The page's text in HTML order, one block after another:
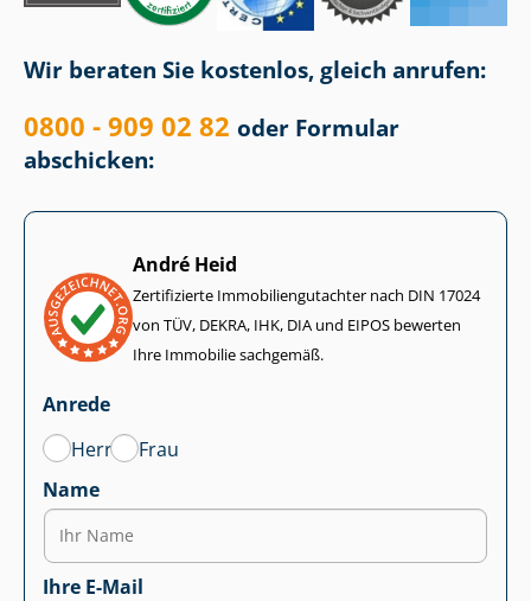
Wir beraten Sie kostenlos, gleich anrufen:
0800 - 909 02 82 oder Formular
abschicken:
André Heid
Zertifizierte Im­mo­bi­li­en­gut­ach­ter nach DIN 17024
von TÜV, DEKRA, IHK, DIA und EIPOS bewerten
Ihre Immobilie sachgemäß.
Anrede
Herr
Frau
Name
Ihre E-Mail